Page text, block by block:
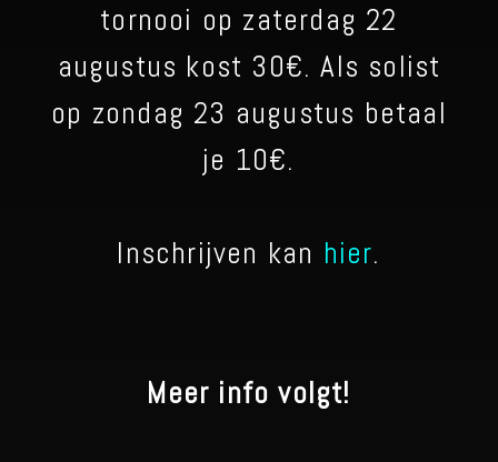
tornooi op zaterdag 22
augustus kost 30€. Als solist
op zondag 23 augustus betaal
je 10€.
Inschrijven kan hier.
Meer info volgt!